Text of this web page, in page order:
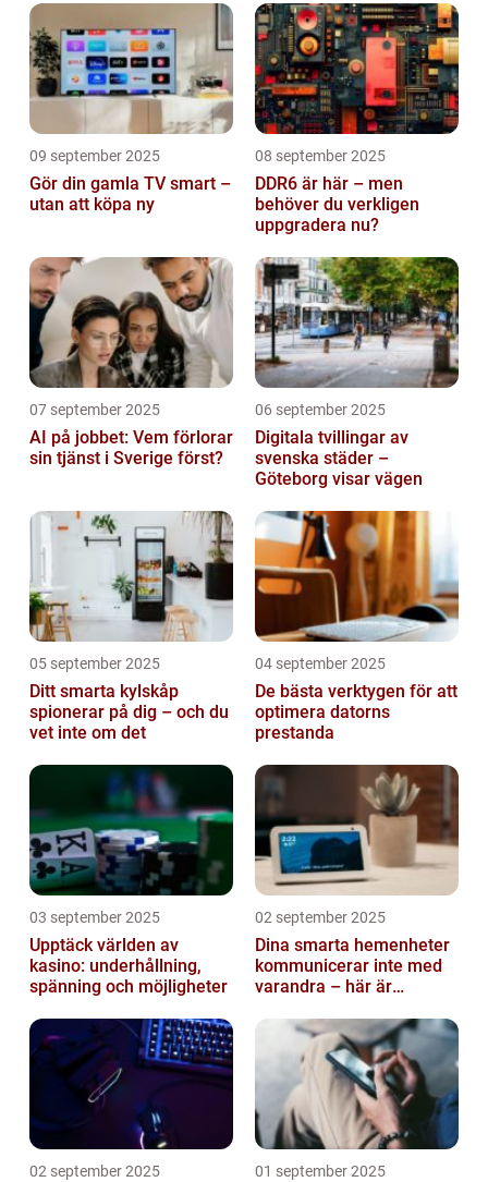
09 september 2025
Gör din gamla TV smart –
utan att köpa ny
08 september 2025
DDR6 är här – men
behöver du verkligen
uppgradera nu?
07 september 2025
AI på jobbet: Vem förlorar
sin tjänst i Sverige först?
06 september 2025
Digitala tvillingar av
svenska städer –
Göteborg visar vägen
05 september 2025
Ditt smarta kylskåp
spionerar på dig – och du
vet inte om det
04 september 2025
De bästa verktygen för att
optimera datorns
prestanda
03 september 2025
Upptäck världen av
kasino: underhållning,
spänning och möjligheter
02 september 2025
Dina smarta hemenheter
kommunicerar inte med
varandra – här är
02 september 2025 01 september 2025